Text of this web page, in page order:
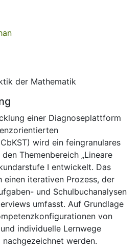
der Mathematik
einer Diagnoseplattform
wird ein feingranulares
Themenbereich „Lineare
I entwickelt. Das
einen iterativen Prozess, der
und Schulbuchanalysen
umfasst. Auf Grundlage
von
individuelle Lernwege
werden.